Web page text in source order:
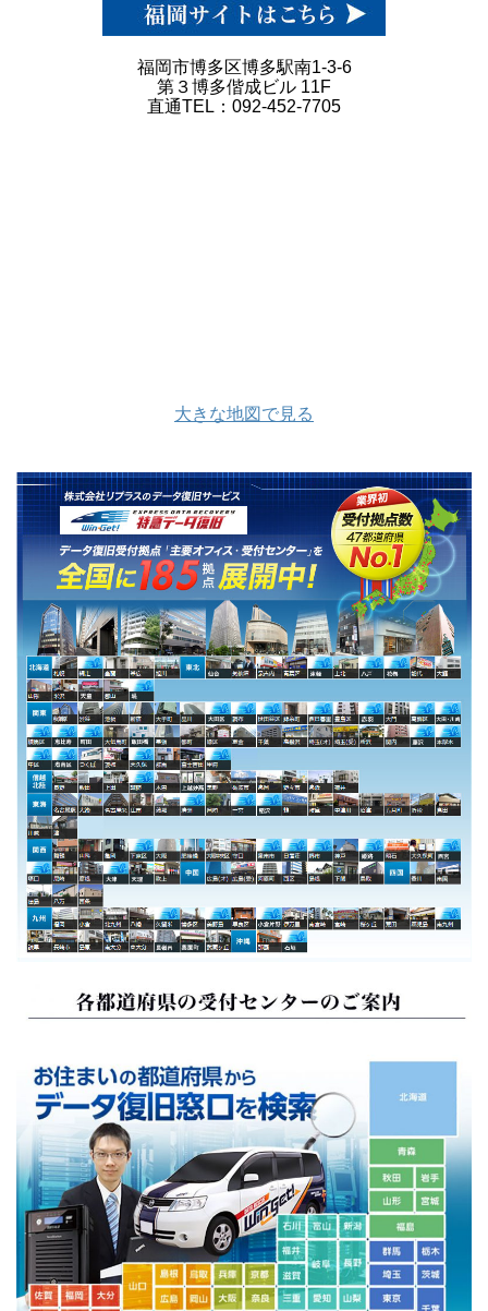
福岡市博多区博多駅南1-3-6
第３博多偕成ビル 11F
直通TEL：092-452-7705
大きな地図で見る